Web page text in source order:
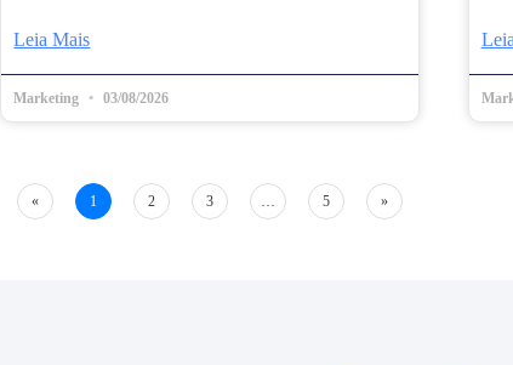
Leia Mais
Marketing 03/08/2026
« 1 2 3 5 »